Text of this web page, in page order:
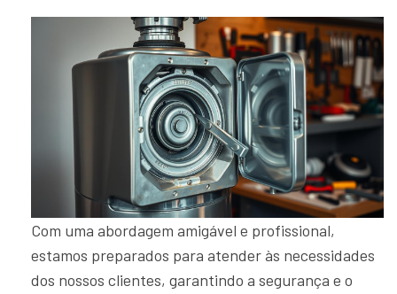
Com uma abordagem amigável e profissional,
estamos preparados para atender às necessidades
dos nossos clientes, garantindo a segurança e o